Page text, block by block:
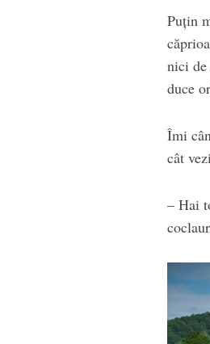
Puțin
nici
duce
Îmi
cât
– Hai